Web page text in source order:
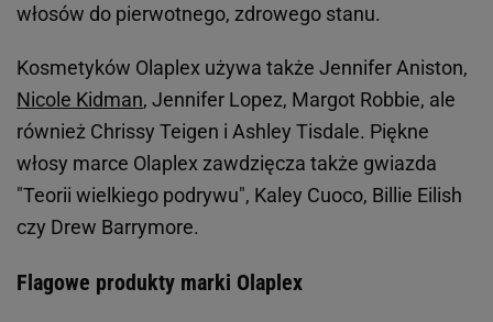
włosów do pierwotnego, zdrowego stanu.
Kosmetyków Olaplex używa także Jennifer Aniston,
Nicole Kidman, Jennifer Lopez, Margot Robbie, ale
również Chrissy Teigen i Ashley Tisdale. Piękne
włosy marce Olaplex zawdzięcza także gwiazda
"Teorii wielkiego podrywu", Kaley Cuoco, Billie Eilish
czy Drew Barrymore.
Flagowe produkty marki Olaplex